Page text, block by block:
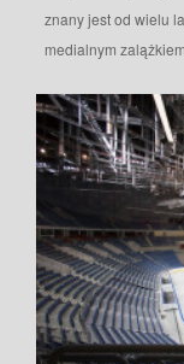
znany jest od wielu
medialnym